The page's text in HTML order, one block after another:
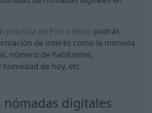
práctica de Porto Novo podrás
de interés como la moneda
número de habitantes,
de hoy, etc.
nómadas digitales